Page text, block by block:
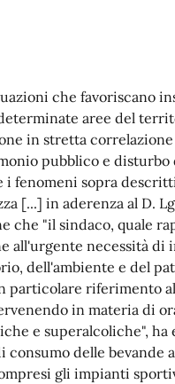
che favoriscano
aree del
in stretta
pubblico e
i fenomeni sopra
[...] in aderenza al D.
che "il sindaco, quale
all'urgente necessità
dell'ambiente e del
particolare riferimento
in materia di
e superalcoliche", ha
consumo delle bevande
gli impianti